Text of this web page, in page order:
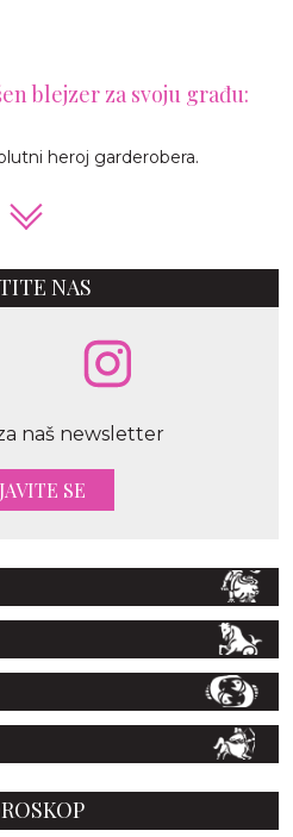
blejzer za svoju građu:
heroj garderobera.
NAS
naš newsletter
SE